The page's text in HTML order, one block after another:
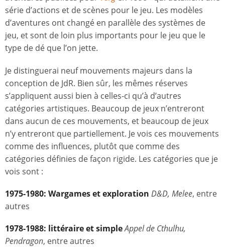
série d’actions et de scènes pour le jeu. Les modèles
d’aventures ont changé en parallèle des systèmes de
jeu, et sont de loin plus importants pour le jeu que le
type de dé que l’on jette.
Je distinguerai neuf mouvements majeurs dans la
conception de JdR. Bien sûr, les mêmes réserves
s’appliquent aussi bien à celles-ci qu’à d’autres
catégories artistiques. Beaucoup de jeux n’entreront
dans aucun de ces mouvements, et beaucoup de jeux
n’y entreront que partiellement. Je vois ces mouvements
comme des influences, plutôt que comme des
catégories définies de façon rigide. Les catégories que je
vois sont :
1975-1980: Wargames et exploration D&D, Melee, entre
autres
1978-1988: littéraire et simpleAppel de Cthulhu,
Pendragon, entre autres